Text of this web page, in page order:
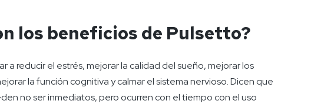
los beneficios de Pulsetto?
a reducir el estrés, mejorar la calidad del sueño, mejorar los
la función cognitiva y calmar el sistema nervioso. Dicen que
no ser inmediatos, pero ocurren con el tiempo con el uso